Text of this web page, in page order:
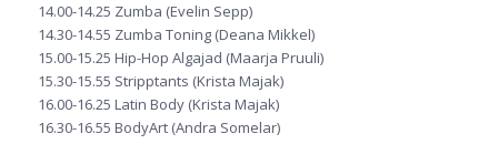
14.00-14.25 Zumba (Evelin Sepp)
14.30-14.55 Zumba Toning (Deana Mikkel)
15.00-15.25 Hip-Hop Algajad (Maarja Pruuli)
15.30-15.55 Stripptants (Krista Majak)
16.00-16.25 Latin Body (Krista Majak)
16.30-16.55 BodyArt (Andra Somelar)